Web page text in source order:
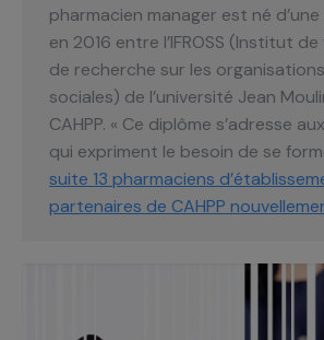
pharmacien manager est né
en 2016 entre l’IFROSS (Institut
de recherche sur les
sociales) de l’université Jean
CAHPP. « Ce diplôme s’adresse
qui expriment le besoin de se
suite 13 pharmaciens
partenaires de CAHPP